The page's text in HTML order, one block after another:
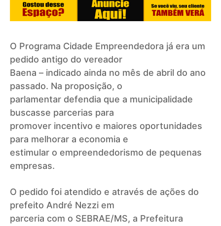
O Programa Cidade Empreendedora já era um
pedido antigo do vereador
Baena – indicado ainda no mês de abril do ano
passado. Na proposição, o
parlamentar defendia que a municipalidade
buscasse parcerias para
promover incentivo e maiores oportunidades
para melhorar a economia e
estimular o empreendedorismo de pequenas
empresas.
O pedido foi atendido e através de ações do
prefeito André Nezzi em
parceria com o SEBRAE/MS, a Prefeitura